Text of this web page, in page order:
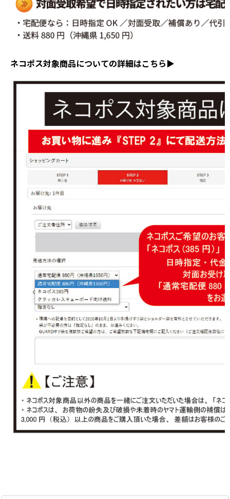
ネコポス対象商品についての詳細はこちら▶